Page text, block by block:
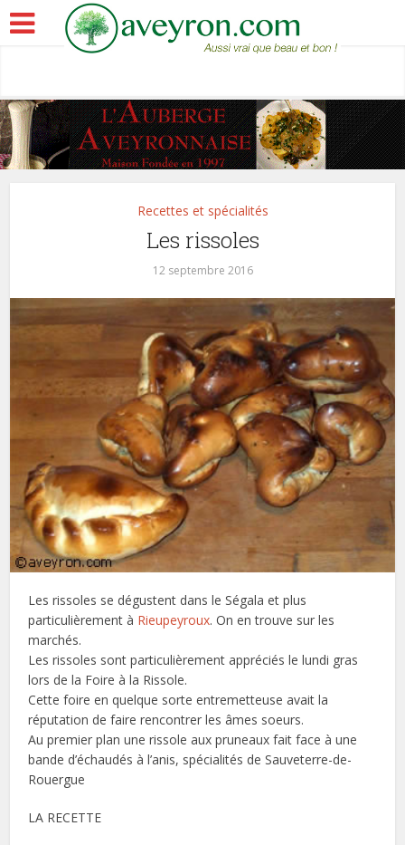
Recettes et spécialités
Les rissoles
12 septembre 2016
Les rissoles se dégustent dans le Ségala et plus
particulièrement à Rieupeyroux. On en trouve sur les
marchés.
Les rissoles sont particulièrement appréciés le lundi gras
lors de la Foire à la Rissole.
Cette foire en quelque sorte entremetteuse avait la
réputation de faire rencontrer les âmes soeurs.
Au premier plan une rissole aux pruneaux fait face à une
bande d’échaudés à l’anis, spécialités de Sauveterre-de-
Rouergue
LA RECETTE